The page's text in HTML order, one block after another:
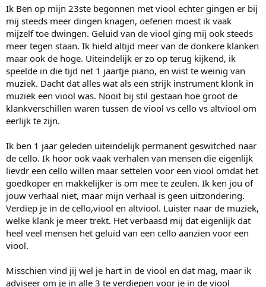
:
Ik Ben op mijn 23ste begonnen met viool echter gingen er bij
mij steeds meer dingen knagen, oefenen moest ik vaak
mijzelf toe dwingen. Geluid van de viool ging mij ook steeds
meer tegen staan. Ik hield altijd meer van de donkere klanken
maar ook de hoge. Uiteindelijk er zo op terug kijkend, ik
speelde in die tijd net 1 jaartje piano, en wist te weinig van
muziek. Dacht dat alles wat als een strijk instrument klonk in
muziek een viool was. Nooit bij stil gestaan hoe groot de
klankverschillen waren tussen de viool vs cello vs altviool om
eerlijk te zijn.
Ik ben 1 jaar geleden uiteindelijk permanent geswitched naar
de cello. Ik hoor ook vaak verhalen van mensen die eigenlijk
lievdr een cello willen maar settelen voor een viool omdat het
goedkoper en makkelijker is om mee te zeulen. Ik ken jou of
jouw verhaal niet, maar mijn verhaal is geen uitzondering.
Verdiep je in de cello,viool en altviool. Luister naar de muziek,
welke klank je meer trekt. Het verbaasd mij dat eigenlijk dat
heel veel mensen het geluid van een cello aanzien voor een
viool.
Misschien vind jij wel je hart in de viool en dat mag, maar ik
adviseer om je in alle 3 te verdiepen voor je in de viool